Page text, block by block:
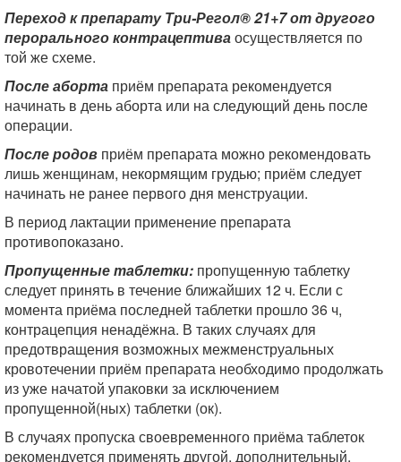
Переход к препарату Три-Регол® 21+7 от другого
перорального контрацептиваосуществляется по
той же схеме.
После аборта приём препарата рекомендуется
начинать в день аборта или на следующий день после
операции.
После родов приём препарата можно рекомендовать
лишь женщинам, некормящим грудью; приём следует
начинать не ранее первого дня менструации.
В период лактации применение препарата
противопоказано.
Пропущенные таблетки: пропущенную таблетку
следует принять в течение ближайших 12 ч. Если с
момента приёма последней таблетки прошло 36 ч,
контрацепция ненадёжна. В таких случаях для
предотвращения возможных межменструальных
кровотечении приём препарата необходимо продолжать
из уже начатой упаковки за исключением
пропущенной(ных) таблетки (ок).
В случаях пропуска своевременного приёма таблеток
рекомендуется применять другой, дополнительный,